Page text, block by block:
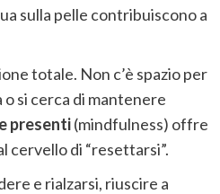
sulla pelle contribuiscono a
totale. Non c’è spazio per
si cerca di mantenere
presenti(mindfulness) offre
cervello di “resettarsi”.
e rialzarsi, riuscire a